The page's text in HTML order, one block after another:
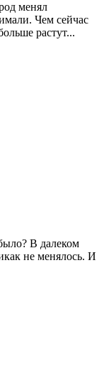
менял
Чем сейчас
растут...
В далеком
не менялось. И